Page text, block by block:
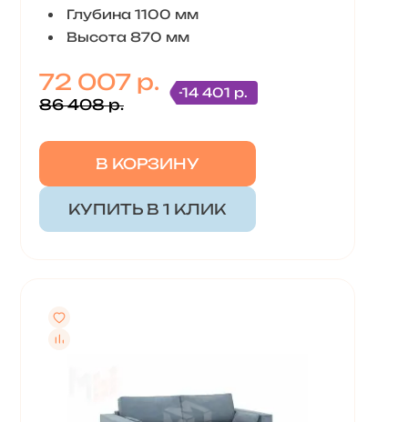
Глубина 1100 мм
Высота 870 мм
72 007 р.
86 408 р.
-14 401 р.
В КОРЗИНУ
КУПИТЬ В 1 КЛИК